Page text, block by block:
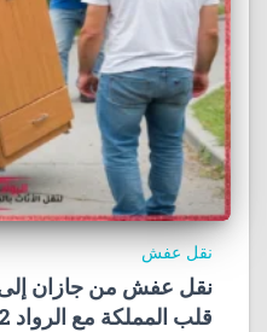
نقل عفش
نقل عفش من جازان إلى
قلب المملكة مع الرواد 0507974412